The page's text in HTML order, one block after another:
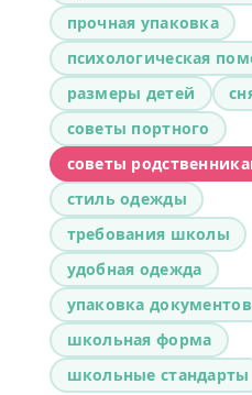
прочная упаковка
психологическая
размеры детей
советы портного
советы
стиль одежды
требования школы
удобная одежда
упаковка документов
школьная форма
школьные стандарты